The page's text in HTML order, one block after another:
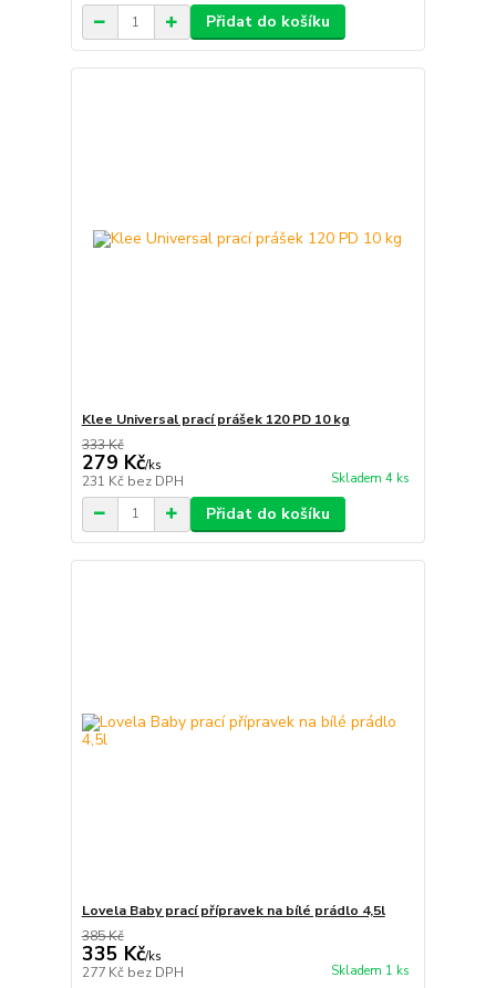
Přidat do košíku
Klee Universal prací prášek 120 PD 10 kg
333 Kč
279 Kč/ks
231 Kč bez DPH Skladem 4 ks
Přidat do košíku
Lovela Baby prací přípravek na bílé prádlo 4,5l
385 Kč
335 Kč/ks
277 Kč bez DPH Skladem 1 ks